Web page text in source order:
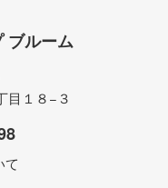
ブルーム
目１８−３
て